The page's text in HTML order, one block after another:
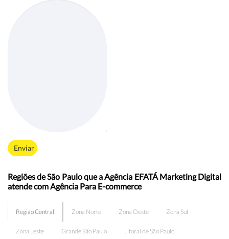
Enviar
Regiões de São Paulo que a Agência EFATÁ Marketing Digital
atende com Agência Para E-commerce
Região Central Zona Norte Zona Oeste Zona Sul
Zona Leste Grande São Paulo Litoral de São Paulo